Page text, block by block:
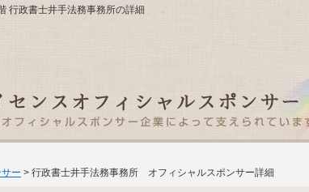
行政書士井手法務事務所の詳細
ー > 行政書士井手法務事務所 オフィシャルスポンサー詳細